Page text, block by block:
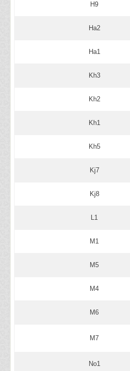
H9
Ha2
Ha1
Kh3
Kh2
Kh1
Kh5
Kj7
Kj8
L1
M1
M5
M4
M6
M7
No1